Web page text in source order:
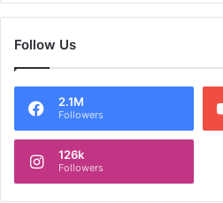
Follow Us
2.1M
Followers
126k
Followers